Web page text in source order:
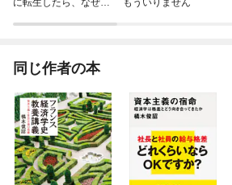
に転生したら、なぜか
もういりません
同じ作者の本